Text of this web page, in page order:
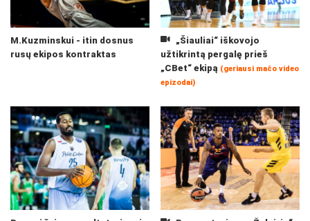
M.Kuzminskui - itin dosnus
rusų ekipos kontraktas
„Šiauliai“ iškovojo
užtikrintą pergalę prieš
„CBet“ ekipą (geriausi mačo video
epizodai)